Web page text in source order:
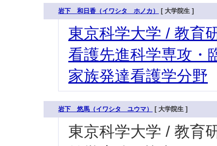
岩下 和日香（イワシタ ホノカ） [ 大学院生 ]
東京科学大学 / 教育
看護先進科学専攻・
家族発達看護学分野
岩下 悠馬（イワシタ ユウマ） [ 大学院生 ]
東京科学大学 / 教育